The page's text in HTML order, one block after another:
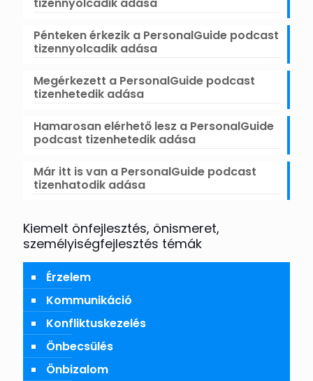
Pénteken érkezik a PersonalGuide podcast
tizennyolcadik adása
Megérkezett a PersonalGuide podcast
tizenhetedik adása
Hamarosan elérhető lesz a PersonalGuide
podcast tizenhetedik adása
Már itt is van a PersonalGuide podcast
tizenhatodik adása
Kiemelt önfejlesztés, önismeret,
személyiségfejlesztés témák
Érzelem
Kommunikáció
Konfliktuskezelés
Önbecsülés
Önbizalom